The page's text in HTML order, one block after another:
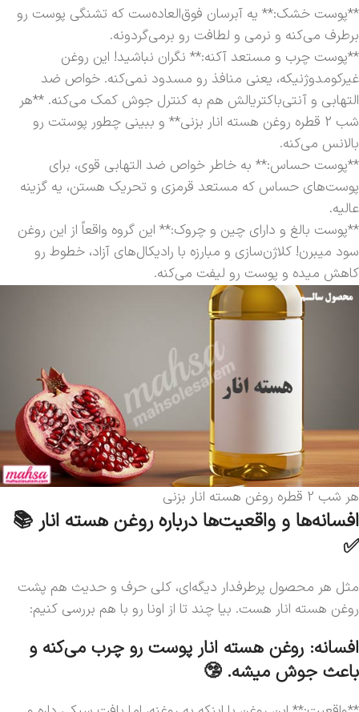
**پوست خشک:** یه آبرسان فوق‌العاده‌ست که تشنگی پوست رو
برطرف می‌کنه و نرمی و لطافت رو برمی‌گردونه.
**پوست چرب و مستعد آکنه:** نگران نباشید! این روغن
غیرکومدوژنیکه، یعنی منافذ رو مسدود نمی‌کنه. خواص ضد
التهابی و آنتی‌باکتریالش هم به کنترل جوش کمک می‌کنه. **هر
شب 2 قطره روغن هسته انار بزنی** و ببینی چطور پوستت رو
بالانس می‌کنه.
**پوست حساس:** به خاطر خواص ضد التهابی قوی، برای
پوست‌های حساس که مستعد قرمزی و تحریک هستن، یه گزینه
عالیه.
**پوست بالغ و دارای چین و چروک:** این گروه واقعاً از این روغن
سود میبرن! کلاژن‌سازی و مبارزه با رادیکال‌های آزاد، خطوط رو
کاهش میده و پوست رو لیفت می‌کنه.
هر شب 2 قطره روغن هسته انار بزنی
افسانه‌ها و واقعیت‌ها درباره روغن هسته انار 📚
✅
مثل هر محصول پرطرفدار دیگه‌ای، کلی حرف و حدیث هم پشت
روغن هسته انار هست. بیا چند تا از اونا رو با هم بررسی کنیم:
افسانه: روغن هسته انار پوست رو چرب می‌کنه و
باعث جوش میشه. 🤥